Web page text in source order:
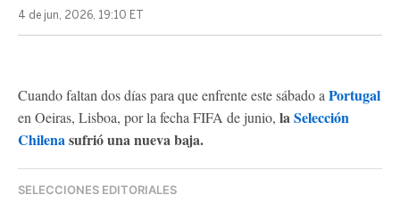
4 de jun, 2026, 19:10 ET
Cuando faltan dos días para que enfrente este sábado a Portugal
en Oeiras, Lisboa, por la fecha FIFA de junio, laSelección
Chilenasufrió una nueva baja.
SELECCIONES EDITORIALES